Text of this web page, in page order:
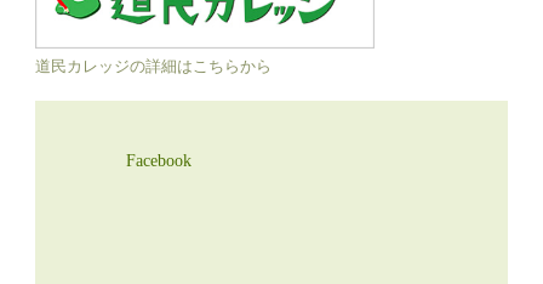
道民カレッジの詳細はこちらから
Facebook